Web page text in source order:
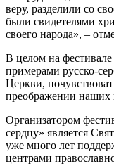
веру, разделили со
были свидетелями
своего народа», –
В целом на
примерами русско-
Церкви,
преображении наших
Организатором
сердцу» является
уже много лет
центрами